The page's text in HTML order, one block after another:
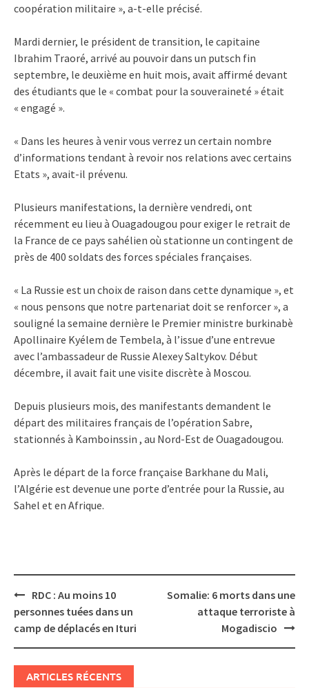
coopération militaire », a-t-elle précisé.
Mardi dernier, le président de transition, le capitaine
Ibrahim Traoré, arrivé au pouvoir dans un putsch fin
septembre, le deuxième en huit mois, avait affirmé devant
des étudiants que le « combat pour la souveraineté » était
« engagé ».
« Dans les heures à venir vous verrez un certain nombre
d’informations tendant à revoir nos relations avec certains
Etats », avait-il prévenu.
Plusieurs manifestations, la dernière vendredi, ont
récemment eu lieu à Ouagadougou pour exiger le retrait de
la France de ce pays sahélien où stationne un contingent de
près de 400 soldats des forces spéciales françaises.
« La Russie est un choix de raison dans cette dynamique », et
« nous pensons que notre partenariat doit se renforcer », a
souligné la semaine dernière le Premier ministre burkinabè
Apollinaire Kyélem de Tembela, à l’issue d’une entrevue
avec l’ambassadeur de Russie Alexey Saltykov. Début
décembre, il avait fait une visite discrète à Moscou.
Depuis plusieurs mois, des manifestants demandent le
départ des militaires français de l’opération Sabre,
stationnés à Kamboinssin , au Nord-Est de Ouagadougou.
Après le départ de la force française Barkhane du Mali,
l’Algérie est devenue une porte d’entrée pour la Russie, au
Sahel et en Afrique.
Post
navigation
RDC : Au moins 10
personnes tuées dans un
camp de déplacés en Ituri
Somalie: 6 morts dans une
attaque terroriste à
Mogadiscio
ARTICLES RÉCENTS